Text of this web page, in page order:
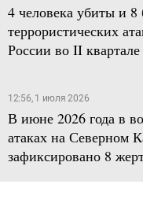
4 человека убиты и
террористических
России во II квартале
12:56, 1 июля 2026
В июне 2026 года в
атаках на Северном
зафиксировано 8